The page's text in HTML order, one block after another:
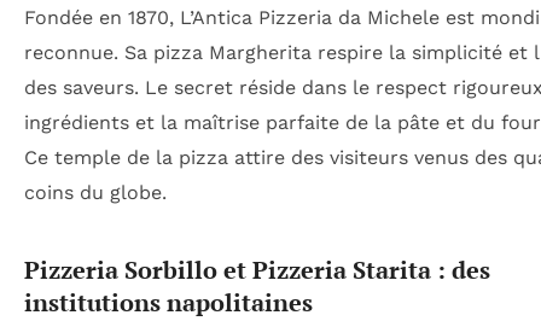
Fondée en 1870, L’Antica Pizzeria da Michele est
reconnue. Sa pizza Margherita respire la simplicité et
des saveurs. Le secret réside dans le respect
ingrédients et la maîtrise parfaite de la pâte et du
Ce temple de la pizza attire des visiteurs venus des
coins du globe.
Pizzeria Sorbillo et Pizzeria Starita : des
institutions napolitaines